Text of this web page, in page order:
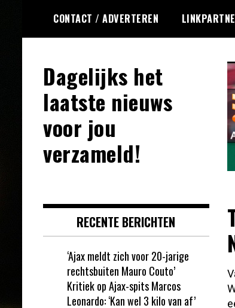
de
CONTACT / ADVERTEREN
Dagelijks het
laatste nieuws
voor jou
verzameld!
RECENTE BERICHTEN
‘Ajax meldt zich voor 20-jarige
rechtsbuiten Mauro Couto’
Kritiek op Ajax-spits Marcos
Leonardo: ‘Kan wel 3 kilo van af’